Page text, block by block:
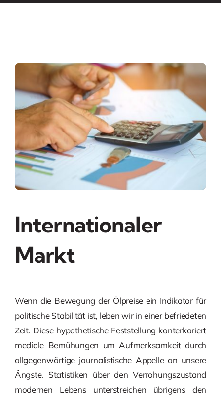
Internationaler
Markt
Wenn die Bewegung der Ölpreise ein Indikator für
politische Stabilität ist, leben wir in einer befriedeten
Zeit. Diese hypothetische Feststellung konterkariert
mediale Bemühungen um Aufmerksamkeit durch
allgegenwärtige journalistische Appelle an unsere
Ängste. Statistiken über den Verrohungszustand
modernen Lebens unterstreichen übrigens den